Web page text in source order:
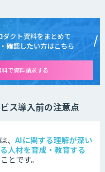
ダクト資料をまとめて
確認したい方はこちら
で資料請求する
ス導入前の注意点
、 AIに関する理解が深い
人材を育成・教育する
とです。